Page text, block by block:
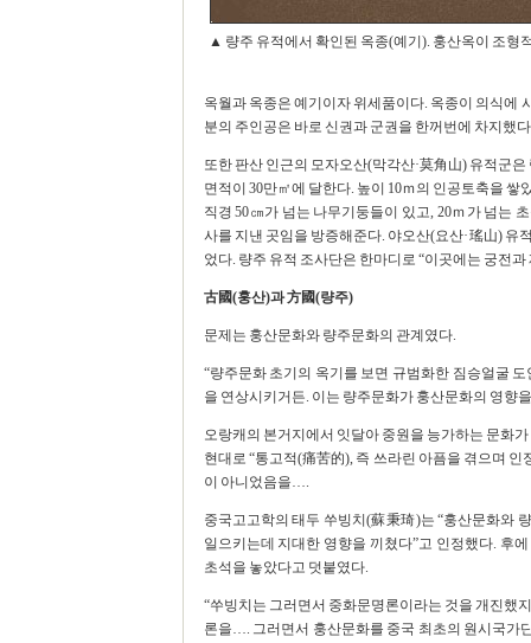
▲ 량주 유적에서 확인된 옥종(예기). 훙산옥이 조형
옥월과 옥종은 예기이자 위세품이다. 옥종이 의식에
분의 주인공은 바로 신권과 군권을 한꺼번에 차지했
또한 판산 인근의 모자오산(막각산·莫角山) 유적군
면적이 30만㎡에 달한다. 높이 10ｍ의 인공토축을
직경 50㎝가 넘는 나무기둥들이 있고, 20ｍ가 넘는
사를 지낸 곳임을 방증해준다. 야오산(요산·瑤山) 유
었다. 량주 유적 조사단은 한마디로 “이곳에는 궁전
古國(훙산)과 方國(량주)
문제는 훙산문화와 량주문화의 관계였다.
“량주문화 초기의 옥기를 보면 규범화한 짐승얼굴
을 연상시키거든. 이는 량주문화가 훙산문화의 영향
오랑캐의 본거지에서 잇달아 중원을 능가하는 문화
현대로 “통고적(痛苦的), 즉 쓰라린 아픔을 겪으며
이 아니었음을….
중국고고학의 태두 쑤빙치(蘇秉琦)는 “훙산문화와
일으키는데 지대한 영향을 끼쳤다”고 인정했다. 후
초석을 놓았다고 덧붙였다.
“쑤빙치는 그러면서 중화문명론이라는 것을 개진했
론을…. 그러면서 훙산문화를 중국 최초의 원시국가